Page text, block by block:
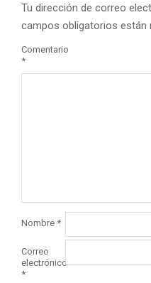
Tu dirección de correo
campos obligatorios están
Comentario
*
Nombre *
Correo
electrónico
*